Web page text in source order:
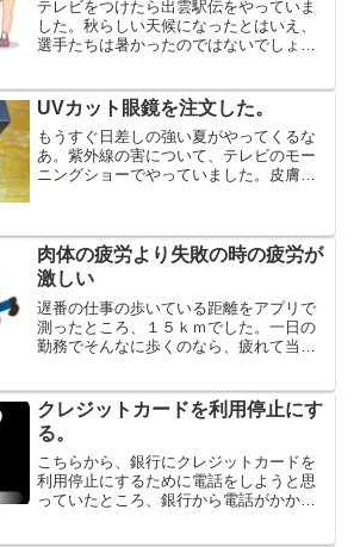
テレビをつけたら出雲駅伝をやっていま
した。秋らしい天候になったとはいえ、
選手たちは暑かったのではないでしょう
山々が見えます。何も知らない人には、
タダの小山にしか見えません...
UVカット眼鏡を注文した。
もうすぐ日差しの強い夏がやってくるな
あ。紫外線の害について、テレビのモー
ニングショーでやっていました。皮膚の
場の誘導や監視という仕事もあります。
炎天下に外を見ていたら、...
肉体の疲労より失敗の時の疲労が
激しい
遅番の仕事の歩いている距離をアプリで
測ったところ、１５ｋｍでした。一日の
勤務でそんなに歩くのなら、疲れて当然
を２ヶ月半繰り返して、体はなんとか慣
れつつあります。若い時は...
クレジットカードを利用停止にす
る。
こちらから、銀行にクレジットカードを
利用停止にするために電話をしようと思
っていたところ、銀行から電話がかかっ